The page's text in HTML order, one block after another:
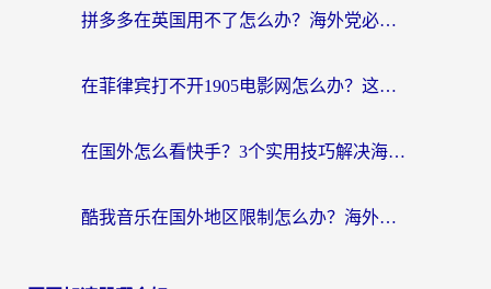
拼多多在英国用不了怎么办？海外党必看的回国加速全攻略（附B站洋码头解决方法）
在菲律宾打不开1905电影网怎么办？这份攻略帮你重拾国内影视自由
在国外怎么看快手？3个实用技巧解决海外追剧、社交、游戏难题
酷我音乐在国外地区限制怎么办？海外党亲测有效的回国加速方案